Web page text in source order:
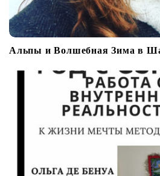
Альпы и Волшебная Зима в